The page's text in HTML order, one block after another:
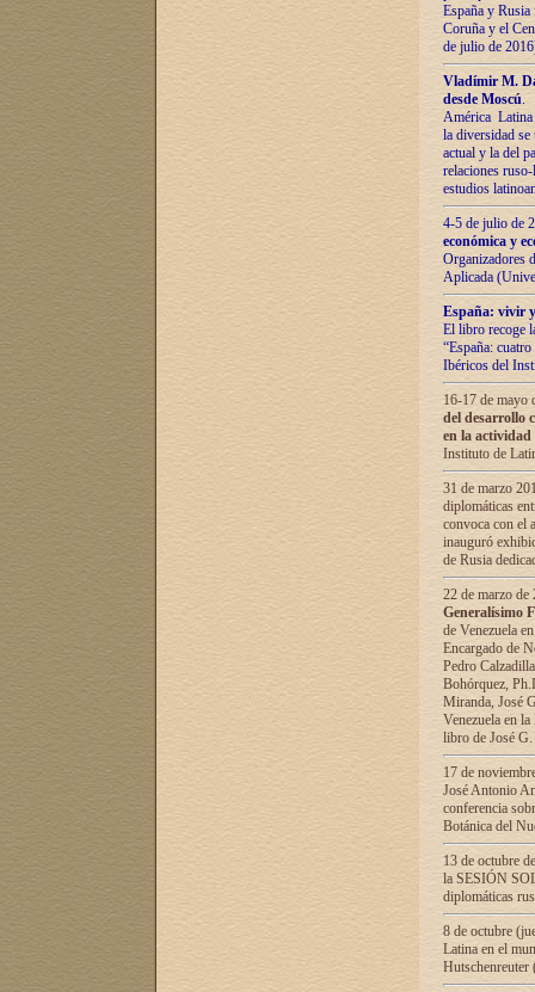
España y
Coruña y el
de julio de
Vladímir М.
desde Moscú.
América Latina
la diversidad
actual у lа del
relaciones
estudios
4-5 de julio de
económica y
Organizadores
Aplicada
España: vivir
El libro recoge
“España:
Ibéricos del
16-17 de mayo
del desarrollo
en la
Instituto de
31 de marzo
diplomáticas
convoca con el
inauguró
de Rusia
22 de marzo
Generalísimo
de Venezuela
Encargado de
Pedro
Bohórquez,
Miranda, José
Venezuela en
libro de José
17 de
José Antonio
conferencia
Botánica del
13 de octubre
la SESIÓN
diplomáticas
8 de octubre
Latina en el